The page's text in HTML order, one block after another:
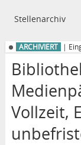
Stellenarchiv
ARCHIVIERT |
Vollzeit,